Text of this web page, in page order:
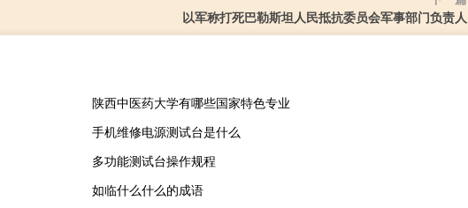
以军称打死巴勒斯坦人民抵抗委员会军事部门负责人
陕西中医药大学有哪些国家特色专业
手机维修电源测试台是什么
多功能测试台操作规程
如临什么什么的成语